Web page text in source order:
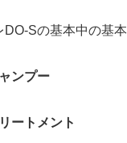
Sの基本中の基本
ンプー
ートメント